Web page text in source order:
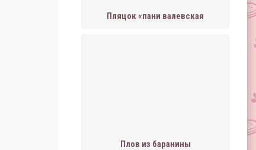
Пляцок «пани валевская
Плов из баранины